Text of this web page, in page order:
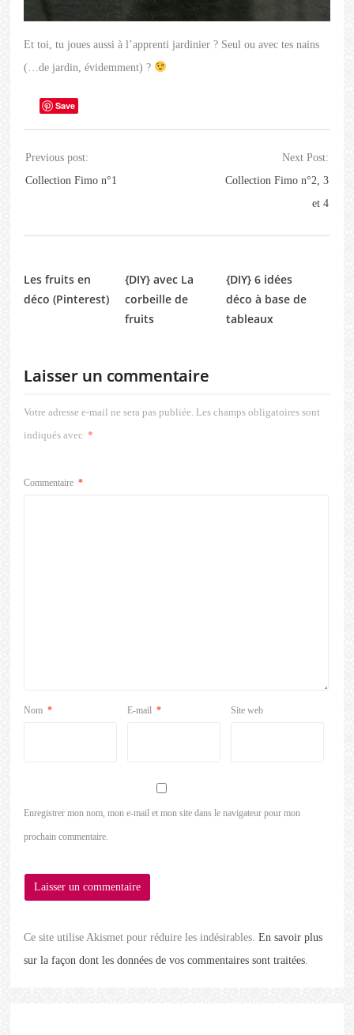
Et toi, tu joues aussi à l’apprenti jardinier ? Seul ou avec tes nains
(…de jardin, évidemment) ?
Save
Previous post:
Collection Fimo n°1
Next Post:
Collection Fimo n°2, 3
et 4
Les fruits en
déco (Pinterest)
{DIY} avec La
corbeille de
fruits
{DIY} 6 idées
déco à base de
tableaux
Laisser un commentaire
Votre adresse e-mail ne sera pas publiée. Les champs obligatoires sont
indiqués avec *
Commentaire *
Nom * E-mail * Site web
Enregistrer mon nom, mon e-mail et mon site dans le navigateur pour mon
prochain commentaire.
Ce site utilise Akismet pour réduire les indésirables.En savoir plus
sur la façon dont les données de vos commentaires sont traitées